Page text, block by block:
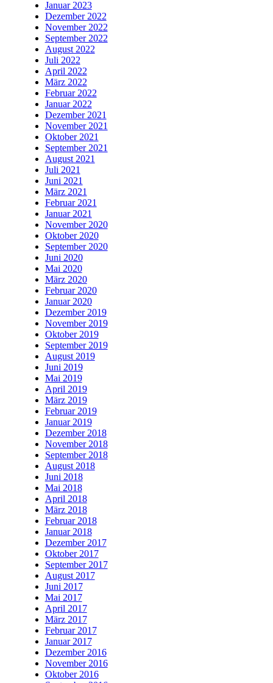
Januar 2023
Dezember 2022
November 2022
September 2022
August 2022
Juli 2022
April 2022
März 2022
Februar 2022
Januar 2022
Dezember 2021
November 2021
Oktober 2021
September 2021
August 2021
Juli 2021
Juni 2021
März 2021
Februar 2021
Januar 2021
November 2020
Oktober 2020
September 2020
Juni 2020
Mai 2020
März 2020
Februar 2020
Januar 2020
Dezember 2019
November 2019
Oktober 2019
September 2019
August 2019
Juni 2019
Mai 2019
April 2019
März 2019
Februar 2019
Januar 2019
Dezember 2018
November 2018
September 2018
August 2018
Juni 2018
Mai 2018
April 2018
März 2018
Februar 2018
Januar 2018
Dezember 2017
Oktober 2017
September 2017
August 2017
Juni 2017
Mai 2017
April 2017
März 2017
Februar 2017
Januar 2017
Dezember 2016
November 2016
Oktober 2016